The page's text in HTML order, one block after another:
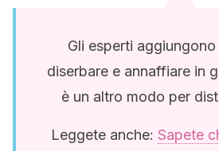
Gli esperti
diserbare e annaffiare in
è un altro modo per
Leggete anche: Sapete